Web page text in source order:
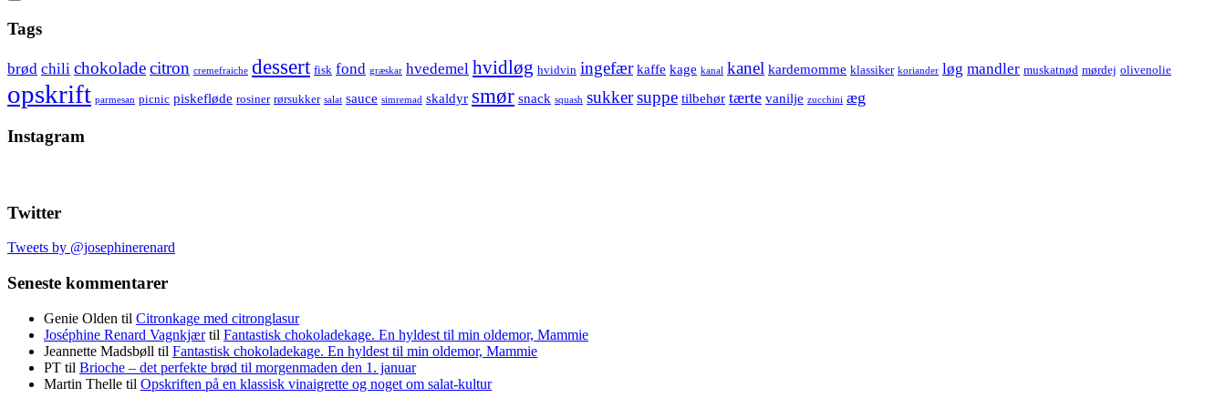
Show
sidebar
Header
Wrapper
Tags
brød chili chokoladecitron cremefraiche dessert fisk fond græskar hvedemel hvidløg hvidvin ingefær kaffe kage kanal kanel kardemomme klassiker koriander løg mandler muskatnød mørdej olivenolie
opskrift parmesan picnic piskefløde rosiner rørsukker salat sauce simremad skaldyr smør snack squash sukkersuppe tilbehør tærte vanilje zucchini æg
Instagram
Twitter
Tweets by @josephinerenard
Seneste kommentarer
Genie Olden til Citronkage med citronglasur
Joséphine Renard Vagnkjærtil Fantastisk chokoladekage. En hyldest til min oldemor, Mammie
Jeannette Madsbøll til Fantastisk chokoladekage. En hyldest til min oldemor, Mammie
PT til Brioche – det perfekte brød til morgenmaden den 1. januar
Martin Thelle til Opskriften på en klassisk vinaigrette og noget om salat-kultur